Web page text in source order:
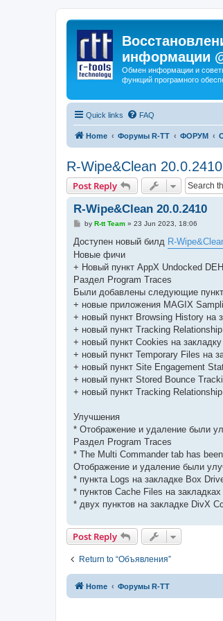
информации
Обмен информации и
функций програмного
Quick links FAQ
Home Форумы R-TT ФОРУМ
R-Wipe&Clean 20.0.2410
Post Reply
R-Wipe&Clean 20.0.2410
P
s
by R-tt Team» 23 Jun 2023, 18:06
Доступен новый билд R-
Новые фичи
+ Новый пункт AppX Undocked
Раздел Program Traces
Были добавлены следующие
+ новые приложения MAGIX
+ новый пункт Browsing History на
+ новый пункт Tracking
+ новый пункт Cookies на
+ новый пункт Temporary Files на
+ новый пункт Site Engagement
+ новый пункт Stored Bounce
+ новый пункт Tracking
Улучшения
* Отображение и удаление были
Раздел Program Traces
* The Multi Commander tab has
Отображение и удаление были
* пункта Logs на закладке Box
* пунктов Cache Files на
* двух пунктов на закладке DivX
Post Reply
Return to “Объявления”
Home Форумы R-TT